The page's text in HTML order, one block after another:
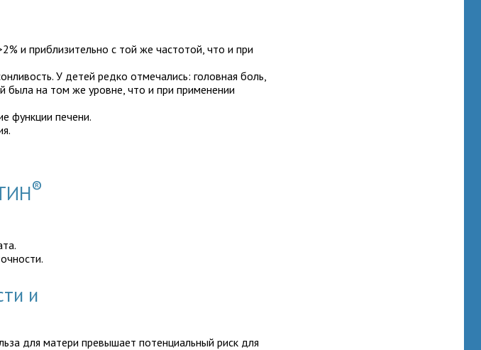
и приблизительно с той же частотой, что и при
У детей редко отмечались: головная боль,
была на том же уровне, что и при применении
функции печени.
®
и
для матери превышает потенциальный риск для